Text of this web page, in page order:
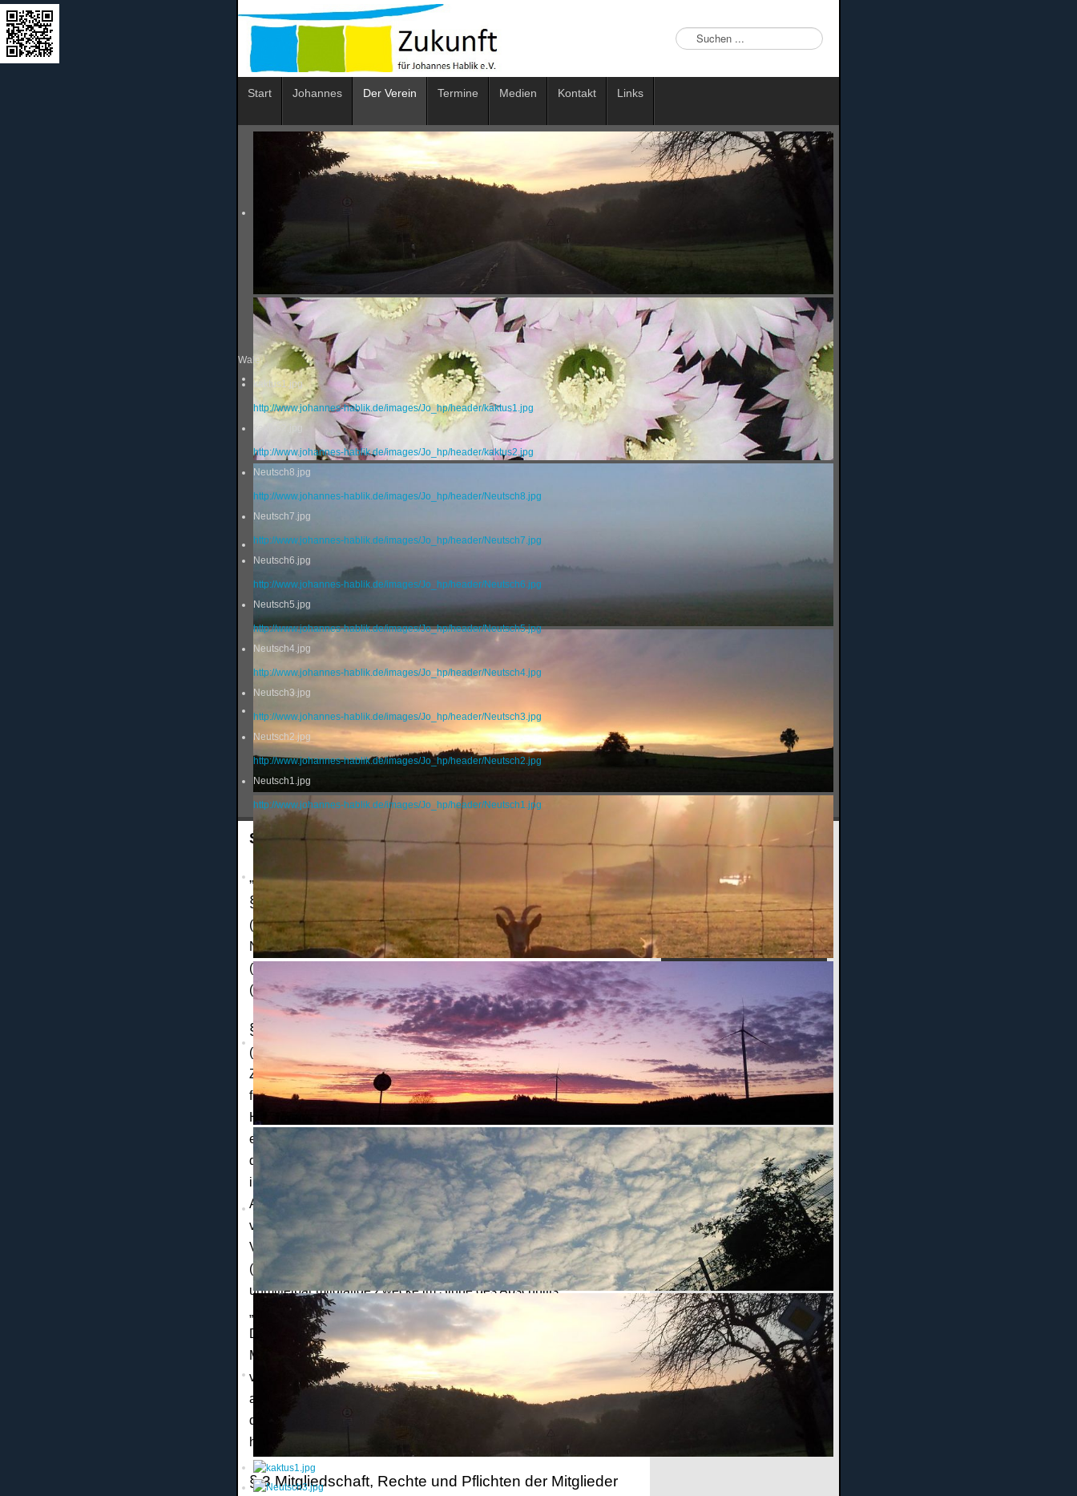
Suchen
...
Start Johannes Der Verein Termine Medien Kontakt Links
Wale
kaktus1.jpg
http://www.johannes-hablik.de/images/Jo_hp/header/kaktus1.jpg
kaktus2.jpg
http://www.johannes-hablik.de/images/Jo_hp/header/kaktus2.jpg
Neutsch8.jpg
http://www.johannes-hablik.de/images/Jo_hp/header/Neutsch8.jpg
Neutsch7.jpg
http://www.johannes-hablik.de/images/Jo_hp/header/Neutsch7.jpg
Neutsch6.jpg
http://www.johannes-hablik.de/images/Jo_hp/header/Neutsch6.jpg
Neutsch5.jpg
http://www.johannes-hablik.de/images/Jo_hp/header/Neutsch5.jpg
Neutsch4.jpg
http://www.johannes-hablik.de/images/Jo_hp/header/Neutsch4.jpg
Neutsch3.jpg
http://www.johannes-hablik.de/images/Jo_hp/header/Neutsch3.jpg
Neutsch2.jpg
http://www.johannes-hablik.de/images/Jo_hp/header/Neutsch2.jpg
Neutsch1.jpg
http://www.johannes-hablik.de/images/Jo_hp/header/Neutsch1.jpg
SATZUNG
„ZUKUNFT FÜR JOHANNES HABLIK E. V.“
§ 1 Name, Sitz und Geschäftsjahr
(1) Der Verein führt seit seiner Eintragung in das Vereinsregister den
Namen „Zukunftfür Johannes Hablik e.V.“.
(2) Der Verein hat seinen Sitz in Darmstadt.
(3) Das Geschäftsjahr ist das Kalenderjahr.
§ 2 Zweck des Vereins
(1) Der Verein verfolgt ausschließlich und unmittelbar mildtätige
Zwecke (§ 53AO). Zweck des Vereins ist die gesundheitliche,
finanzielle, soziale und beruflicheUnterstützung von Johannes
Hablik, geboren am 11. Oktober 1980 in Jugenheim,
eines Sportunfalls und infolge seines körperlichen Zustandes auf
die Hilfe anderer angewiesen ist. Der Satzungszweck wird
insbesondereverwirklicht durch die Beschaffung von Mitteln aller
Art, u. a. durch
Mitgliedsbeiträge, Spenden oder die Durchführung
von (Benefiz-) Veranstaltungen.
Der Verein überwacht die
Voraussetzungen von § 53, Nummer 2 AO.
(2) Der Verein ist selbstlos tätig; er verfolgt ausschließlich und
unmittelbar mildtätige Zwecke im Sinne des Abschnitts
„steuerbegünstigte Zwecke“ in § 58 AO.
Der Verein verfolgt nicht in erster Linie eigenwirtschaftliche Zwecke.
Mittel desVereins dürfen nur für satzungsgemäße Zwecke
verwendet werden. Eine Zuwendungan Vereinsmitglieder ist
ausgeschlossen. Niemand darf durch Ausgaben, die dem Zweck
des Vereins fremd sind, oder durch unverhältnismäßig
hoheVergütungen begünstigt werden.
§ 3 Mitgliedschaft, Rechte und Pflichten der Mitglieder